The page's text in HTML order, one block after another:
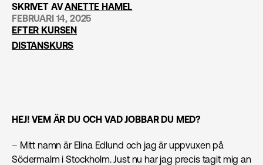
SKRIVET AVANETTE HAMEL
FEBRUARI 14, 2025
EFTER KURSEN
DISTANSKURS
HEJ! VEM ÄR DU OCH VAD JOBBAR DU MED?
– Mitt namn är Elina Edlund och jag är uppvuxen på
Södermalm i Stockholm. Just nu har jag precis tagit mig an